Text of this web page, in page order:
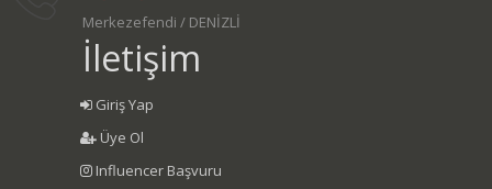
Merkezefendi / DENİZLİ
İletişim
Giriş Yap
Üye Ol
Influencer Başvuru